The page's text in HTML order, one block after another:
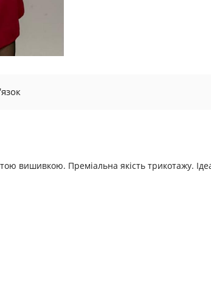
вишивкою. Преміальна якість трикотажу.